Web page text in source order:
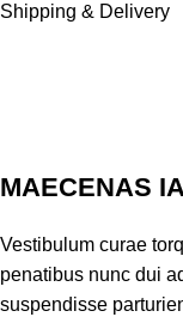
Shipping & Delivery
MAECENAS
Vestibulum curae
penatibus nunc dui
suspendisse